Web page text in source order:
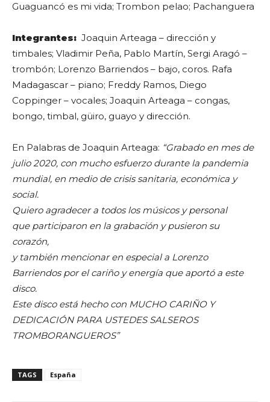
Guaguancó es mi vida; Trombon pelao; Pachanguera
Integrantes: Joaquin Arteaga – dirección y
timbales; Vladimir Peña, Pablo Martín, Sergi Aragó –
trombón; Lorenzo Barriendos – bajo, coros. Rafa
Madagascar – piano; Freddy Ramos, Diego
Coppinger – vocales; Joaquin Arteaga – congas,
bongo, timbal, güiro, guayo y dirección.
En Palabras de Joaquin Arteaga: “Grabado en mes de
julio 2020, con mucho esfuerzo durante la pandemia
mundial, en medio de crisis sanitaria, económica y
social.
Quiero agradecer a todos los músicos y personal
que participaron en la grabación y pusieron su
corazón,
y también mencionar en especial a Lorenzo
Barriendos por el cariño y energía que aportó a este
disco.
Este disco está hecho con MUCHO CARIÑO Y
DEDICACIÓN PARA USTEDES SALSEROS
TROMBORANGUEROS”
TAGS España